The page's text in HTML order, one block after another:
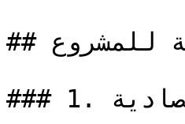
## الجدوى الاقتصادية للمشروع
### 1. تعريف الجدوى الاقتصادية